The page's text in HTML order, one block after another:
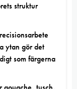
struktur
ytan gör det
som färgerna